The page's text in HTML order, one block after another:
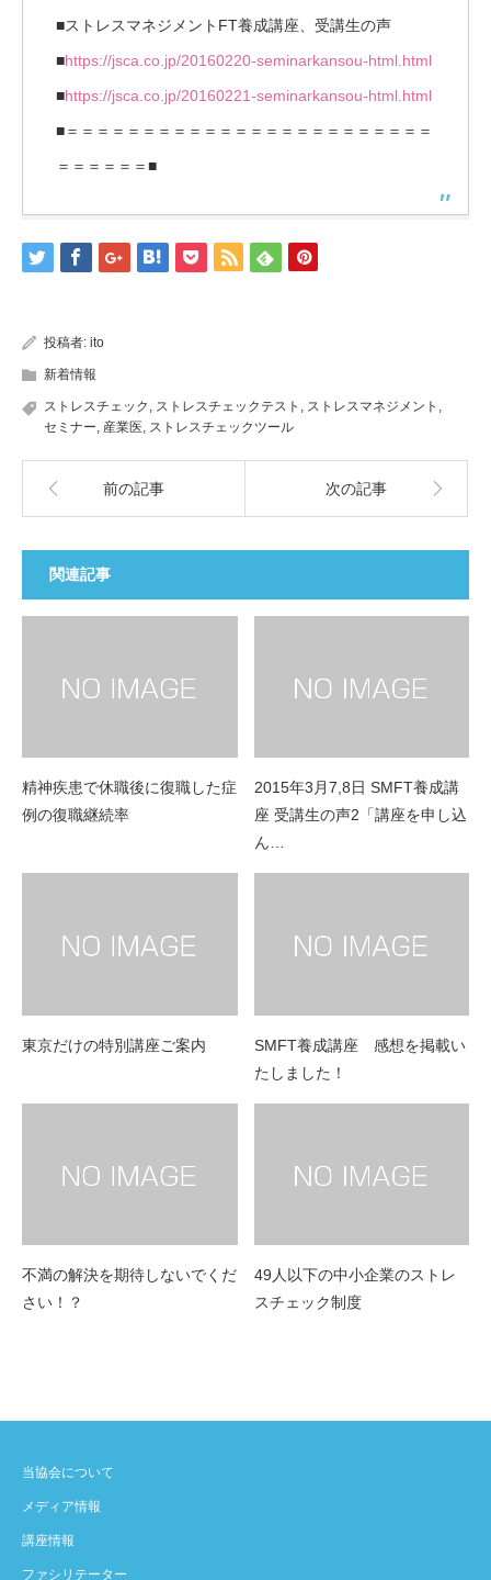
■ストレスマネジメントFT養成講座、受講生の声
■https://jsca.co.jp/20160220-seminarkansou-html.html
■https://jsca.co.jp/20160221-seminarkansou-html.html
■＝＝＝＝＝＝＝＝＝＝＝＝＝＝＝＝＝＝＝＝＝＝＝＝
＝＝＝＝＝＝■
投稿者: ito
新着情報
ストレスチェック , ストレスチェックテスト , ストレスマネジメント ,
セミナー, 産業医, ストレスチェックツール
前の記事 次の記事
関連記事
精神疾患で休職後に復職した症
例の復職継続率
2015年3月7,8日 SMFT養成講
座 受講生の声2「講座を申し込
ん…
東京だけの特別講座ご案内
SMFT養成講座 感想を掲載い
たしました！
不満の解決を期待しないでくだ
さい！？
49人以下の中小企業のストレ
スチェック制度
当協会について
メディア情報
講座情報
ファシリテーター